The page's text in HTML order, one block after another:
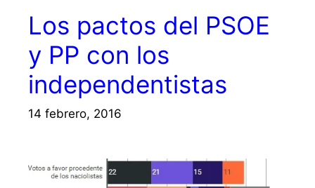
Los pactos del PSOE
y PP con los
independentistas
14 febrero, 2016